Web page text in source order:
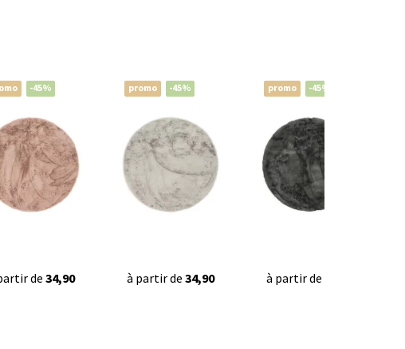
-45%
de34,90
promo -45%
à partir de 34,90
promo -45%
à partir de